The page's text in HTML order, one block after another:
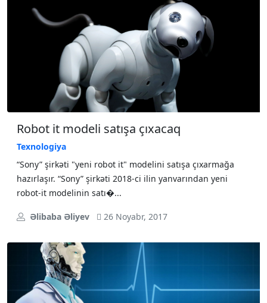
Robot it modeli satışa çıxacaq
Texnologiya
“Sony” şirkəti "yeni robot it" modelini satışa çıxarmağa
hazırlaşır. “Sony” şirkəti 2018-ci ilin yanvarından yeni
robot-it modelinin satı�...
Əlibaba Əliyev 26 Noyabr, 2017